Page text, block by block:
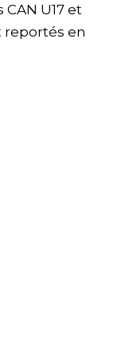
U17 et
reportés en